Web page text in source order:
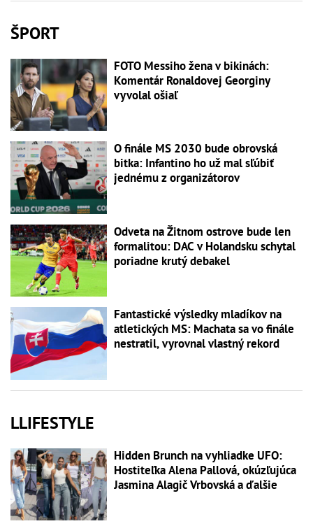
ŠPORT
FOTO Messiho žena v bikinách:
Komentár Ronaldovej Georginy
vyvolal ošiaľ
O finále MS 2030 bude obrovská
bitka: Infantino ho už mal sľúbiť
jednému z organizátorov
Odveta na Žitnom ostrove bude len
formalitou: DAC v Holandsku schytal
poriadne krutý debakel
Fantastické výsledky mladíkov na
atletických MS: Machata sa vo finále
nestratil, vyrovnal vlastný rekord
LLIFESTYLE
Hidden Brunch na vyhliadke UFO:
Hostiteľka Alena Pallová, okúzľujúca
Jasmina Alagič Vrbovská a ďalšie